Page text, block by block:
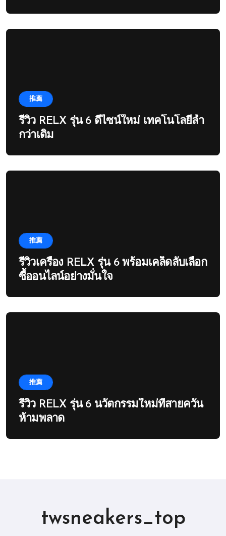
推薦
รีวิว RELX รุ่น 6 ดีไซน์ใหม่ เทคโนโลยีล้ำ
กว่าเดิม
推薦
รีวิวเครื่อง RELX รุ่น 6 พร้อมเคล็ดลับเลือก
ซื้ออนไลน์อย่างมั่นใจ
推薦
รีวิว RELX รุ่น 6 นวัตกรรมใหม่ที่สายควัน
ห้ามพลาด
twsneakers_top